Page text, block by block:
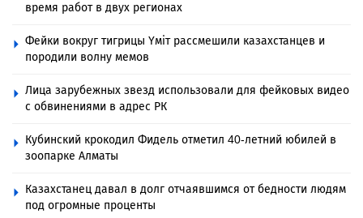
время работ в двух регионах
Фейки вокруг тигрицы Үміт рассмешили казахстанцев и
породили волну мемов
Лица зарубежных звезд использовали для фейковых видео
с обвинениями в адрес РК
Кубинский крокодил Фидель отметил 40-летний юбилей в
зоопарке Алматы
Казахстанец давал в долг отчаявшимся от бедности людям
под огромные проценты